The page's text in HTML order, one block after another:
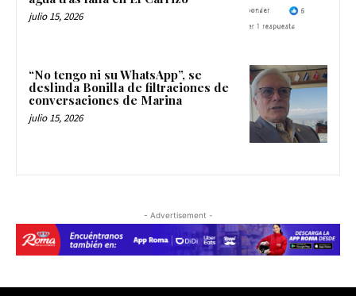
julio 15, 2026
“No tengo ni su WhatsApp”, se
deslinda Bonilla de filtraciones de
conversaciones de Marina
julio 15, 2026
- Advertisement -